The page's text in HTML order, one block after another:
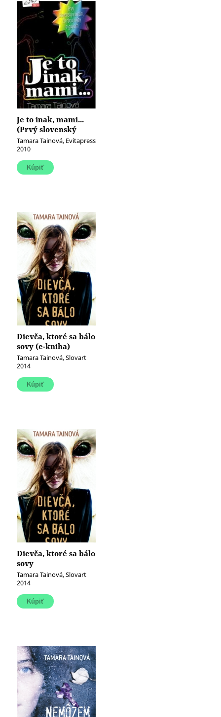
Je to inak, mami...
(Prvý slovenský
román, čo rúca mýty
o gayoch)
Tamara Tainová, Evitapress
2010
Dievča, ktoré sa bálo
sovy (e-kniha)
Tamara Tainová, Slovart
2014
Dievča, ktoré sa bálo
sovy
Tamara Tainová, Slovart
2014